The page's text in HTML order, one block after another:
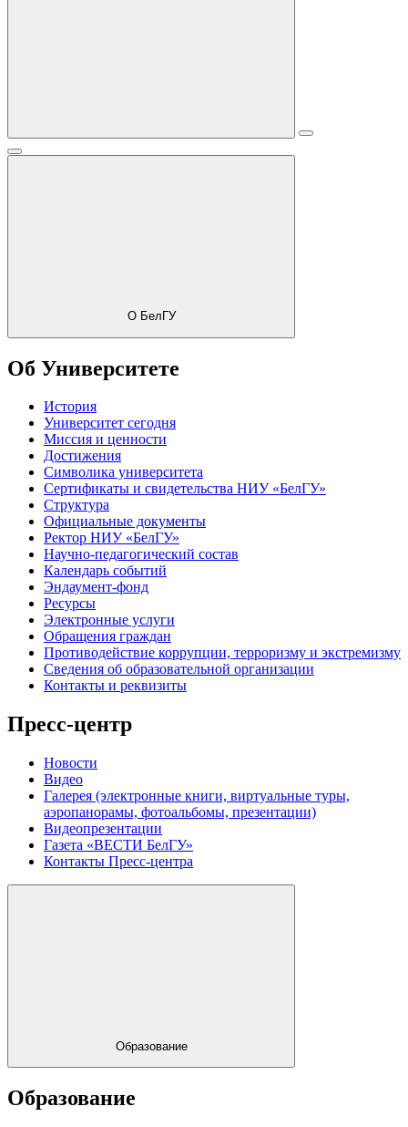
О БелГУ
Об Университете
История
Университет сегодня
Миссия и ценности
Достижения
Символика университета
Сертификаты и свидетельства НИУ «БелГУ»
Структура
Официальные документы
Ректор НИУ «БелГУ»
Научно-педагогический состав
Календарь событий
Эндаумент-фонд
Ресурсы
Электронные услуги
Обращения граждан
Противодействие коррупции, терроризму и экстремизму
Сведения об образовательной организации
Контакты и реквизиты
Пресс-центр
Новости
Видео
Галерея (электронные книги, виртуальные туры,
аэропанорамы, фотоальбомы, презентации)
Видеопрезентации
Газета «ВЕСТИ БелГУ»
Контакты Пресс-центра
Образование
Образование